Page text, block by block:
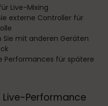
Live-Mixing
externe Controller für
Sie mit anderen Geräten
Performances für spätere
Performance